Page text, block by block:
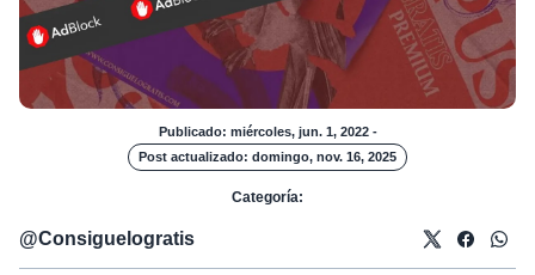
Publicado: miércoles, jun. 1, 2022 -
Post actualizado: domingo, nov. 16, 2025
Categoría:
@Consiguelogratis